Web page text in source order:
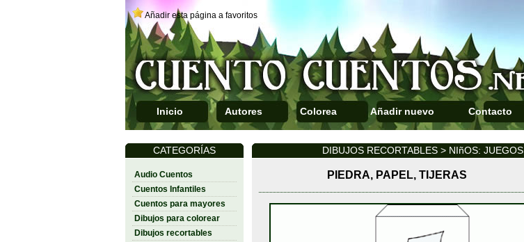
Añadir esta página a favoritos
Inicio Autores Colorea Añadir nuevo Contacto
CATEGORÍAS
Audio Cuentos
Cuentos Infantiles
Cuentos para mayores
Dibujos para colorear
Dibujos recortables
DIBUJOS RECORTABLES > NIñOS: JUEGOS
PIEDRA, PAPEL, TIJERAS